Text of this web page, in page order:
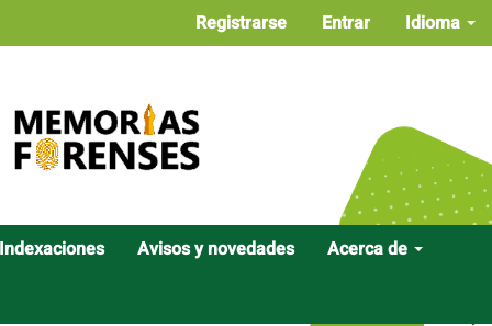
Idioma
Registrarse Entrar
Indexaciones Avisos y novedades
Acerca de